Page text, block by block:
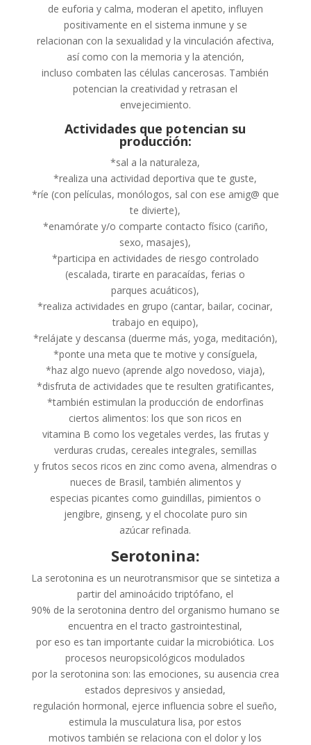
de euforia y calma, moderan el apetito, influyen
positivamente en el sistema inmune y se
relacionan con la sexualidad y la vinculación afectiva,
así como con la memoria y la atención,
incluso combaten las células cancerosas. También
potencian la creatividad y retrasan el
envejecimiento.
Actividades que potencian su
producción:
*sal a la naturaleza,
*realiza una actividad deportiva que te guste,
*ríe (con películas, monólogos, sal con ese amig@ que
te divierte),
*enamórate y/o comparte contacto físico (cariño,
sexo, masajes),
*participa en actividades de riesgo controlado
(escalada, tirarte en paracaídas, ferias o
parques acuáticos),
*realiza actividades en grupo (cantar, bailar, cocinar,
trabajo en equipo),
*relájate y descansa (duerme más, yoga, meditación),
*ponte una meta que te motive y consíguela,
*haz algo nuevo (aprende algo novedoso, viaja),
*disfruta de actividades que te resulten gratificantes,
*también estimulan la producción de endorfinas
ciertos alimentos: los que son ricos en
vitamina B como los vegetales verdes, las frutas y
verduras crudas, cereales integrales, semillas
y frutos secos ricos en zinc como avena, almendras o
nueces de Brasil, también alimentos y
especias picantes como guindillas, pimientos o
jengibre, ginseng, y el chocolate puro sin
azúcar refinada.
Serotonina:
La serotonina es un neurotransmisor que se sintetiza a
partir del aminoácido triptófano, el
90% de la serotonina dentro del organismo humano se
encuentra en el tracto gastrointestinal,
por eso es tan importante cuidar la microbiótica. Los
procesos neuropsicológicos modulados
por la serotonina son: las emociones, su ausencia crea
estados depresivos y ansiedad,
regulación hormonal, ejerce influencia sobre el sueño,
estimula la musculatura lisa, por estos
motivos también se relaciona con el dolor y los